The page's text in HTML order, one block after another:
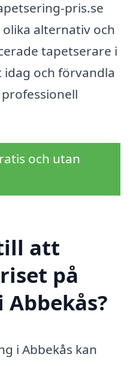
pris.se
alternativ och
tapetserare i
och förvandla
och utan
att
på
i Abbekås kan